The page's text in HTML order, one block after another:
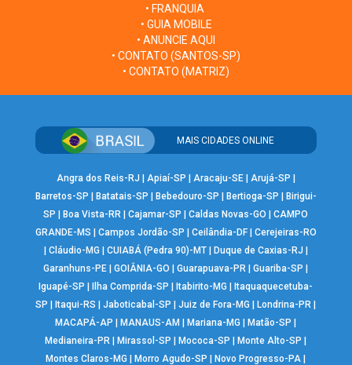
• FRANQUIA
• GUIA MOBILE
• ANUNCIE AQUI
• CONTATO (SANTOS-SP)
• CONTATO (MATRIZ)
MAIS CIDADES ONLINE
Angra dos Reis-RJ | Apiaí-SP | Aracaju-SE| Arujá-SP |
Barretos-SP | Batatais-SP | Bebedouro-SP | Bertioga-SP | Birigui-
SP |Boa Vista-RR |Cajamar-SP |Caldas Novas-GO |CAMPO
GRANDE-MS | Campos Jordão-SP | Ceilândia-DF| Cerejeiras-RO
| Cláudio-MG | CUIABÁ (Pedra 90)-MT| Duque de Caxias-RJ |
Garanhuns-PE |GOIÂNIA-GO |Guarapuava-PR |Guariba-SP |
Iguapé-SP |Ilha Comprida-SP |Itabirito-MG |Itaquaquecetuba-
SP |Itaqui-RS |Jaboticabal-SP |Juiz de Fora-MG |Londrina-PR |
MACAPÁ-AP |MANAUS-AM |Mariana-MG |Matão-SP |
Medianeira-PR |Mirassol-SP |Mococa-SP |Monte Alto-SP |
Montes Claros-MG |Morro Agudo-SP |Novo Progresso-PA |